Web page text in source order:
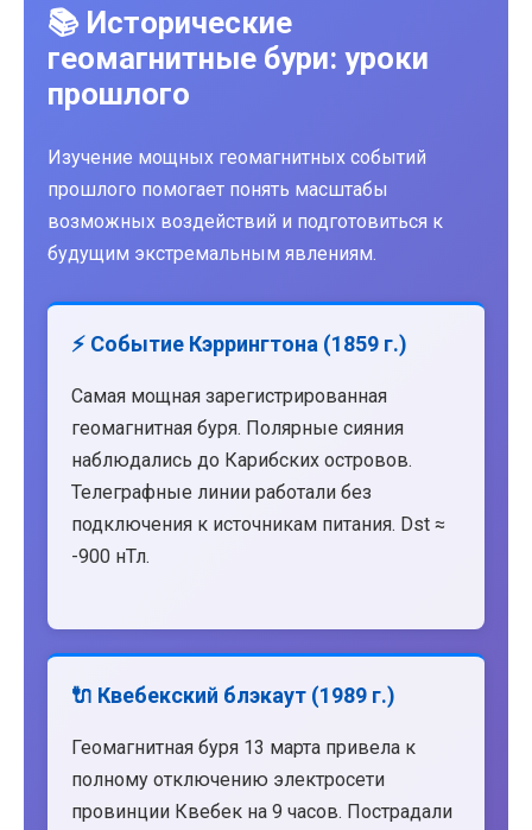
📚 Исторические
геомагнитные бури: уроки
прошлого
Изучение мощных геомагнитных событий
прошлого помогает понять масштабы
возможных воздействий и подготовиться к
будущим экстремальным явлениям.
⚡ Событие Кэррингтона (1859 г.)
Самая мощная зарегистрированная
геомагнитная буря. Полярные сияния
наблюдались до Карибских островов.
Телеграфные линии работали без
подключения к источникам питания. Dst ≈
-900 нТл.
🔌 Квебекский блэкаут (1989 г.)
Геомагнитная буря 13 марта привела к
полному отключению электросети
провинции Квебек на 9 часов. Пострадали